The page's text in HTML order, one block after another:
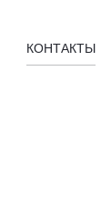
КОНТАКТЫ